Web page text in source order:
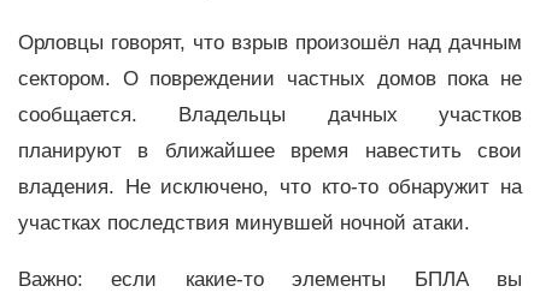
Орловцы говорят, что взрыв произошёл над дачным
сектором. О повреждении частных домов пока не
сообщается. Владельцы дачных участков
планируют в ближайшее время навестить свои
владения. Не исключено, что кто-то обнаружит на
участках последствия минувшей ночной атаки.
Важно: если какие-то элементы БПЛА вы